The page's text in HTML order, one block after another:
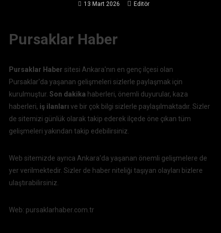
13 Mart 2026 Editör
Pursaklar Haber
Pursaklar Haber sitesi Ankara'nın en genç ilçesi olan
Pursaklar'da yaşanan gelişmeleri sizlerle paylaşmak için
kurulmuştur. Son dakika haberleri, önemli duyurular, kaza
haberleri, iş ilanlarıve bir çok bilgi sizlerle paylaşılmaktadır. Sizler
de sitemizi günlük olarak takip ederek ilçede öne çıkan tüm
gelişmeleri yakından takip edebilirsiniz.
Web sitemizde ayrıca Ankara'da yaşanan önemli gelişmelere de
yer verilmektedir. Sizler de haber niteliği taşıyan olayları bizlere
ulaştırabilirsiniz.
Web: pursaklarhaber.com.tr